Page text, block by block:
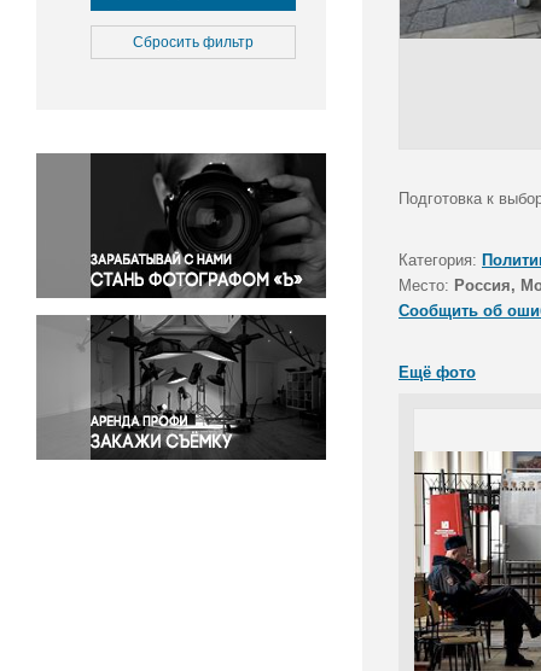
Культура
Медицина
Окружающая среда
Политика
Правосудие
Происшествия и конфликты
Религия
Светская жизнь
Спорт
Экология
Экономика и бизнес
Сбросить фильтр
Подготовка к
Категория:
Место: Россия,
Сообщить об
Ещё фото